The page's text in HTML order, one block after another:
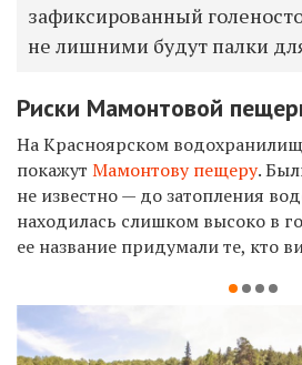
зафиксированный
не лишними будут палки
Риски Мамонтовой
На Красноярском
покажут Мамонтову пещеру.
не известно — до затопления
находилась слишком высоко в
ее название придумали те, кто